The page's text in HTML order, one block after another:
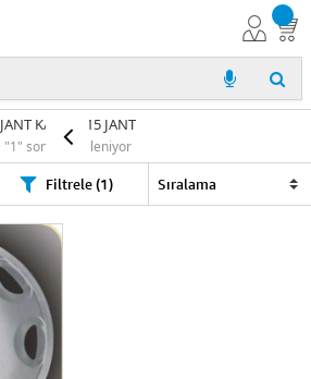
JANT KAPAGI 15 JANT
"1" sonuç listeleniyor
Filtrele (1)